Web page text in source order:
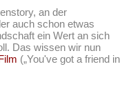
an der
auch schon etwas
ein Wert an sich
Das wissen wir nun
(„You've got a friend in